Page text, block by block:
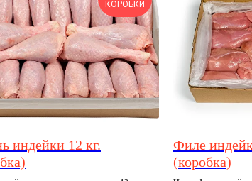
КОРОБКИ
индейки 12 кг.
Филе
(коробка)